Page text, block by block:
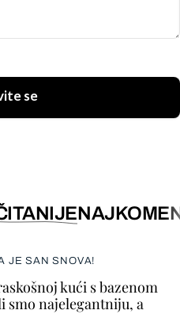
se
JE SAN SNOVA!
kući s bazenom
smo najelegantniju, a